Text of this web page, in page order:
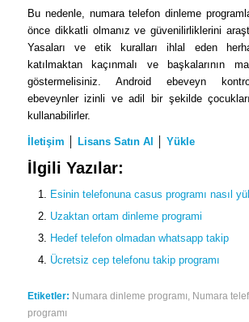
Bu nedenle, numara telefon dinleme
önce dikkatli olmanız ve güvenilirliklerini
Yasaları ve etik kuralları ihlal eden
katılmaktan kaçınmalı ve başkalarının
göstermelisiniz. Android ebeveyn
ebeveynler izinli ve adil bir şekilde
kullanabilirler.
İletişim Lisans Satın Al Yükle
İlgili Yazılar:
Esinin telefonuna casus programı nasıl
Uzaktan ortam dinleme programi
Hedef telefon olmadan whatsapp takip
Ücretsiz cep telefonu takip programı
Etiketler: Numara dinleme programı
Numara
programı